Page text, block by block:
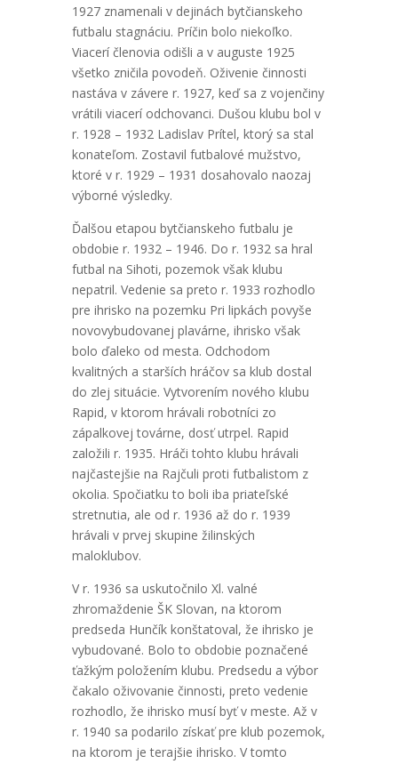
1927 znamenali v dejinách bytčianskeho
futbalu stagnáciu. Príčin bolo niekoľko.
Viacerí členovia odišli a v auguste 1925
všetko zničila povodeň. Oživenie činnosti
nastáva v závere r. 1927, keď sa z vojenčiny
vrátili viacerí odchovanci. Dušou klubu bol v
r. 1928 – 1932 Ladislav Prítel, ktorý sa stal
konateľom. Zostavil futbalové mužstvo,
ktoré v r. 1929 – 1931 dosahovalo naozaj
výborné výsledky.
Ďalšou etapou bytčianskeho futbalu je
obdobie r. 1932 – 1946. Do r. 1932 sa hral
futbal na Sihoti, pozemok však klubu
nepatril. Vedenie sa preto r. 1933 rozhodlo
pre ihrisko na pozemku Pri lipkách povyše
novovybudovanej plavárne, ihrisko však
bolo ďaleko od mesta. Odchodom
kvalitných a starších hráčov sa klub dostal
do zlej situácie. Vytvorením nového klubu
Rapid, v ktorom hrávali robotníci zo
zápalkovej továrne, dosť utrpel. Rapid
založili r. 1935. Hráči tohto klubu hrávali
najčastejšie na Rajčuli proti futbalistom z
okolia. Spočiatku to boli iba priateľské
stretnutia, ale od r. 1936 až do r. 1939
hrávali v prvej skupine žilinských
maloklubov.
V r. 1936 sa uskutočnilo Xl. valné
zhromaždenie ŠK Slovan, na ktorom
predseda Hunčík konštatoval, že ihrisko je
vybudované. Bolo to obdobie poznačené
ťažkým položením klubu. Predsedu a výbor
čakalo oživovanie činnosti, preto vedenie
rozhodlo, že ihrisko musí byť v meste. Až v
r. 1940 sa podarilo získať pre klub pozemok,
na ktorom je terajšie ihrisko. V tomto